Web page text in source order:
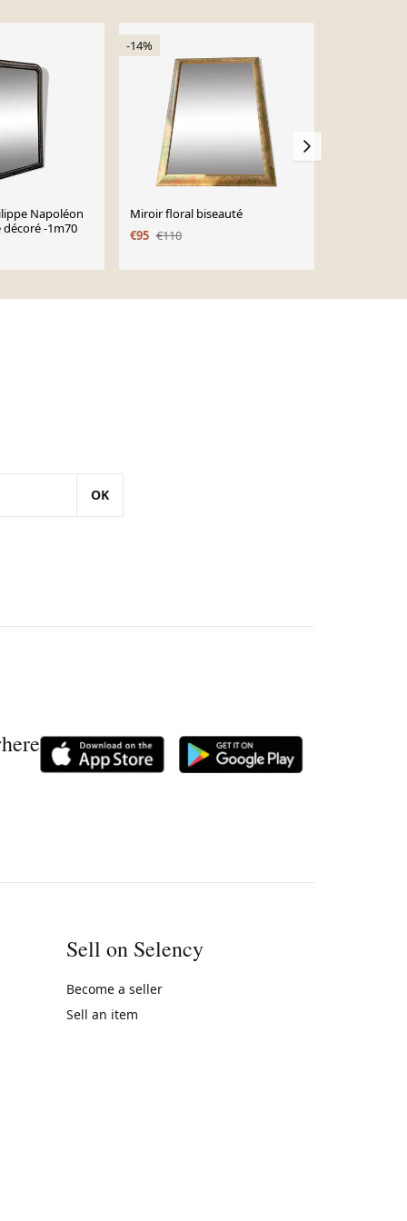
Napoléon
-1m70
-14%
Miroir floral biseauté
€95 €110
OK
Sell on Selency
Become a seller
Sell an item